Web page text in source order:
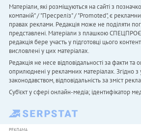
Матеріали, які розміщуються на сайті з
компаній" / "Пресреліз" / "Promoted", є
правах реклами. Редакція може не поділяти
представлені. Матеріали з плашкою
редакція бере участь у підготовці цього
висловлені у цих матеріалах.
Редакція не несе відповідальності за факти та
оприлюднені у рекламних матеріалах. Згідно з
законодавством, відповідальність за зміст
Cуб'єкт у сфері онлайн-медіа; ідентифікатор
РЕКЛАМА